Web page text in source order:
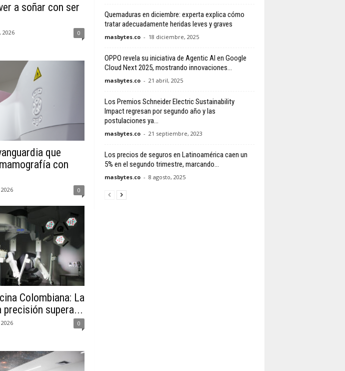
a soñar con ser
2026 0
que
con
0
Colombiana: La
precisión supera...
0
Quemaduras en diciembre: experta explica cómo
tratar adecuadamente heridas leves y graves
masbytes.co - 18 diciembre, 2025
OPPO revela su iniciativa de Agentic AI en Google
Cloud Next 2025, mostrando innovaciones...
masbytes.co - 21 abril, 2025
Los Premios Schneider Electric Sustainability
Impact regresan por segundo año y las
postulaciones ya...
masbytes.co - 21 septiembre, 2023
Los precios de seguros en Latinoamérica caen un
5% en el segundo trimestre, marcando...
masbytes.co - 8 agosto, 2025